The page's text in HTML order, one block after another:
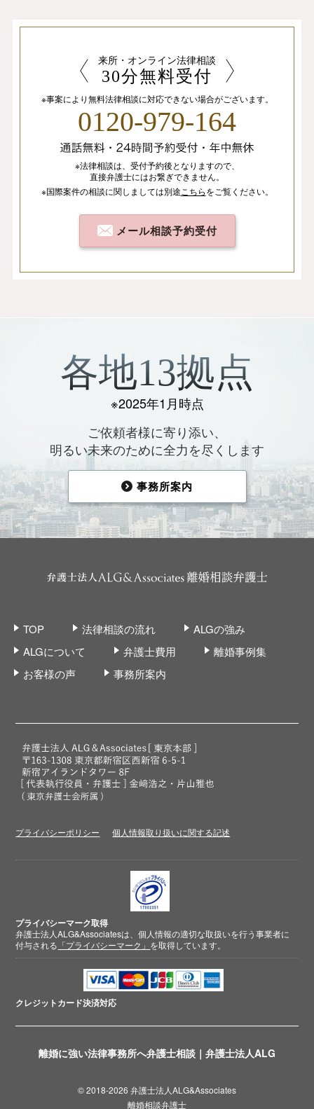
離婚に強い法律事務所へ弁護士相談｜弁護士法人ALG
来所・オンライン法律相談
30分無料受付
※事案により無料法律相談に対応できない場合がございます。
0120-979-164
※法律相談は、 受付予約後となりますので、
直接弁護士にはお繋ぎできません。
※国際案件の相談に関しましては別途 こちらをご覧ください。
メール相談予約受付
各地13拠点
※2025年1月時点
ご依頼者様に寄り添い、
明るい未来のために全力を尽くします
事務所案内
TOP 法律相談の流れ
ALGの強み
ALGについて
弁護士費用
離婚事例集
お客様の声
事務所案内
プライバシーポリシー 個人情報取り扱いに関する記述
プライバシーマーク取得
弁護士法人ALG&Associatesは、個人情報の適切な取扱いを行う事業者に
付与される 「プライバシーマーク」 を取得しています。
クレジットカード決済対応
© 2018-2026 弁護士法人ALG&Associates
離婚相談弁護士